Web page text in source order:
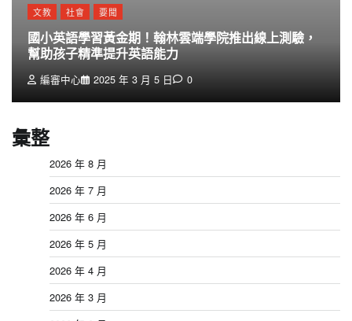
文教 社會 要聞
國小英語學習黃金期！翰林雲端學院推出線上測驗，
幫助孩子精準提升英語能力
編審中心 2025 年 3 月 5 日 0
彙整
2026 年 8 月
2026 年 7 月
2026 年 6 月
2026 年 5 月
2026 年 4 月
2026 年 3 月